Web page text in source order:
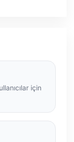
için